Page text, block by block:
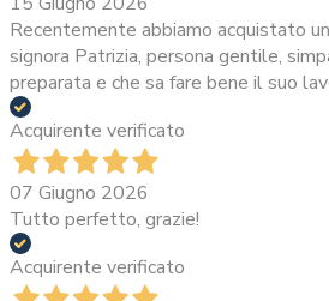
Recentemente abbiamo acquistato
signora Patrizia, persona gentile,
preparata e che sa fare bene il suo
Acquirente verificato
07 Giugno 2026
Tutto perfetto, grazie!
Acquirente verificato